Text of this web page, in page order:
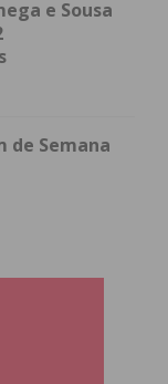
e Sousa
de Semana